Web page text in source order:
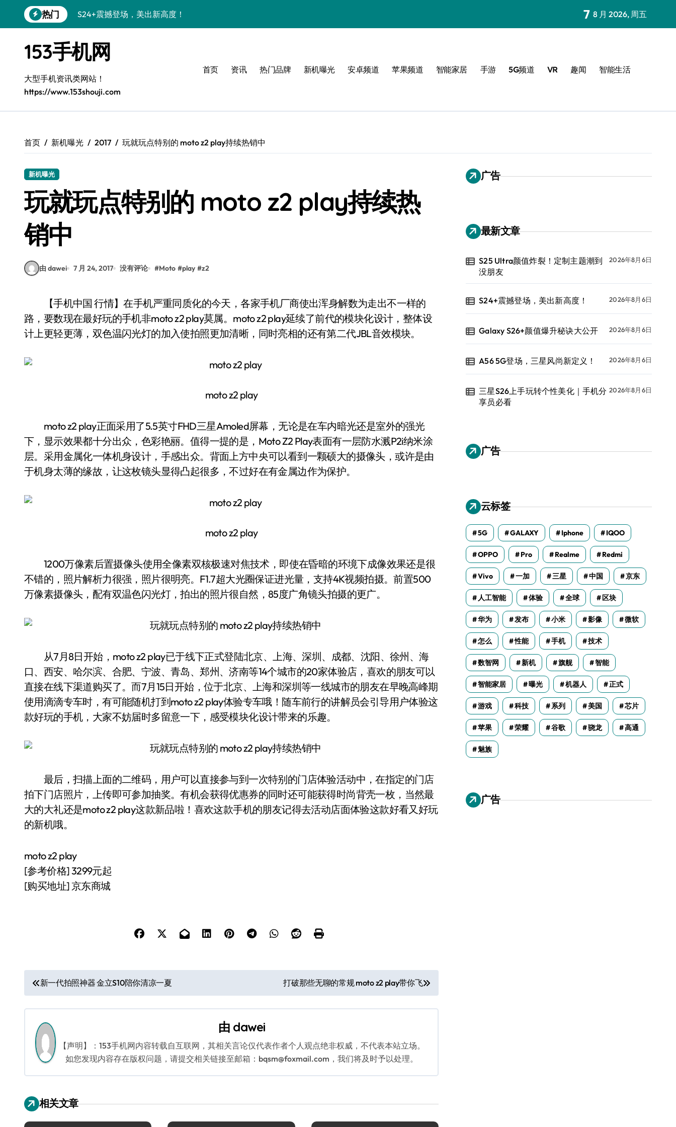
到
热门
S24+震撼登场，美出新高度！
A56 5G登场，三星风尚新定义！
三星S26上手玩转个性美化｜手机分享员必看
S25美化秘籍：个性潮玩，炫酷加倍！
C55 5G焕新秘籍：定制潮流无限畅玩
Galaxy Z Flip6：折叠时尚，一瞬惊艳
S25 Ultra颜值炸裂！定制主题潮到没朋友
7 8 月 2026, 周五
153手机网
大型手机资讯类网站！
https://www.153shouji.com
首页 资讯 热门品牌 新机曝光 安卓频道 苹果频道 智能家居 手游 5G频道 VR 趣闻 智能生活
首页 新机曝光 2017 玩就玩点特别的 moto z2 play持续热销中
新机曝光
玩就玩点特别的 moto z2 play持续热
销中
由 dawei 7 月 24, 2017 没有评论 #Moto #play #z2
【手机中国 行情】在手机严重同质化的今天，各家手机厂商使出浑身解数为走出不一样的
路，要数现在最好玩的手机非moto z2 play莫属。moto z2 play延续了前代的模块化设计，整体设
计上更轻更薄，双色温闪光灯的加入使拍照更加清晰，同时亮相的还有第二代JBL音效模块。
moto z2 play
moto z2 play正面采用了5.5英寸FHD三星Amoled屏幕，无论是在车内暗光还是室外的强光
下，显示效果都十分出众，色彩艳丽。值得一提的是，Moto Z2 Play表面有一层防水溅P2i纳米涂
层。采用金属化一体机身设计，手感出众。背面上方中央可以看到一颗硕大的摄像头，或许是由
于机身太薄的缘故，让这枚镜头显得凸起很多，不过好在有金属边作为保护。
moto z2 play
1200万像素后置摄像头使用全像素双核极速对焦技术，即使在昏暗的环境下成像效果还是很
不错的，照片解析力很强，照片很明亮。F1.7超大光圈保证进光量，支持4K视频拍摄。前置500
万像素摄像头，配有双温色闪光灯，拍出的照片很自然，85度广角镜头拍摄的更广。
从7月8日开始，moto z2 play已于线下正式登陆北京、上海、深圳、成都、沈阳、徐州、海
口、西安、哈尔滨、合肥、宁波、青岛、郑州、济南等14个城市的20家体验店，喜欢的朋友可以
直接在线下渠道购买了。而7月15日开始，位于北京、上海和深圳等一线城市的朋友在早晚高峰期
使用滴滴专车时，有可能随机打到moto z2 play体验专车哦！随车前行的讲解员会引导用户体验这
款好玩的手机，大家不妨届时多留意一下，感受模块化设计带来的乐趣。
最后，扫描上面的二维码，用户可以直接参与到一次特别的门店体验活动中，在指定的门店
拍下门店照片，上传即可参加抽奖。有机会获得优惠券的同时还可能获得时尚背壳一枚，当然最
大的大礼还是moto z2 play这款新品啦！喜欢这款手机的朋友记得去活动店面体验这款好看又好玩
的新机哦。
moto z2 play
[参考价格] 3299元起
[购买地址] 京东商城
文
章
导
航
新一代拍照神器 金立S10陪你清凉一夏 打破那些无聊的常规 moto z2 play带你飞
由 dawei
【声明】：153手机网内容转载自互联网，其相关言论仅代表作者个人观点绝非权威，不代表本站立场。
如您发现内容存在版权问题，请提交相关链接至邮箱：bqsm@foxmail.com，我们将及时予以处理。
相关文章
广告
最新文章
S25 Ultra颜值炸裂！定制主题潮到
没朋友
2026年8月6日
S24+震撼登场，美出新高度！ 2026年8月6日
Galaxy S26+颜值爆升秘诀大公开 2026年8月6日
A56 5G登场，三星风尚新定义！ 2026年8月6日
三星S26上手玩转个性美化｜手机分
享员必看
2026年8月6日
广告
云标签
5G GALAXY Iphone IQOO
OPPO Pro Realme Redmi
Vivo 一加 三星 中国 京东
人工智能 体验 全球 区块
华为 发布 小米 影像 微软
怎么 性能 手机 技术
数智网 新机 旗舰 智能
智能家居 曝光 机器人 正式
游戏 科技 系列 美国 芯片
苹果 荣耀 谷歌 骁龙 高通
魅族
广告